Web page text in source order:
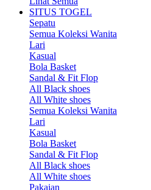
SITUS TOGEL
Sepatu
Semua Koleksi Wanita
Lari
Kasual
Bola Basket
Sandal & Fit Flop
All Black shoes
All White shoes
Semua Koleksi Wanita
Lari
Kasual
Bola Basket
Sandal & Fit Flop
All Black shoes
All White shoes
Pakaian